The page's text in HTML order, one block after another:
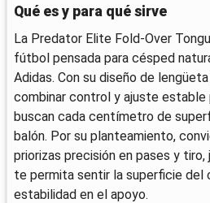
Qué es y para qué sirve
La Predator Elite Fold-Over
fútbol pensada para césped
Adidas. Con su diseño de
combinar control y ajuste estable
buscan cada centímetro de
balón. Por su planteamiento,
priorizas precisión en pases y
te permita sentir la superficie del
estabilidad en el apoyo.